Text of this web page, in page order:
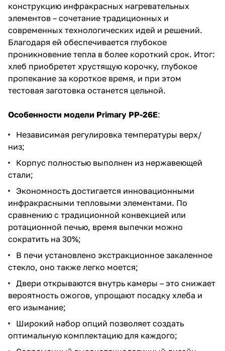
конструкцию инфракрасных нагревательных
элементов – сочетание традиционных и
современных технологических идей и решений.
Благодаря ей обеспечивается глубокое
проникновение тепла в более короткий срок. Итог:
хлеб приобретет хрустящую корочку, глубокое
пропекание за короткое время, и при этом
тестовая заготовка останется цельной.
Особенности модели Primary PP-26E:
Независимая регулировка температуры верх/
низ;
Корпус полностью выполнен из нержавеющей
стали;
Экономность достигается инновационными
инфракрасными тепловыми элементами. По
сравнению с традиционной конвекцией или
ротационной печью, время выпечки можно
сократить на 30%;
В печи установлено экстракционное закаленное
стекло, оно также легко моется;
Двери открываются внутрь камеры – это снижает
вероятность ожогов, упрощают посадку хлеба и
его изымание;
Широкий набор опций позволяет создать
оптимальную комплектацию для каждого;